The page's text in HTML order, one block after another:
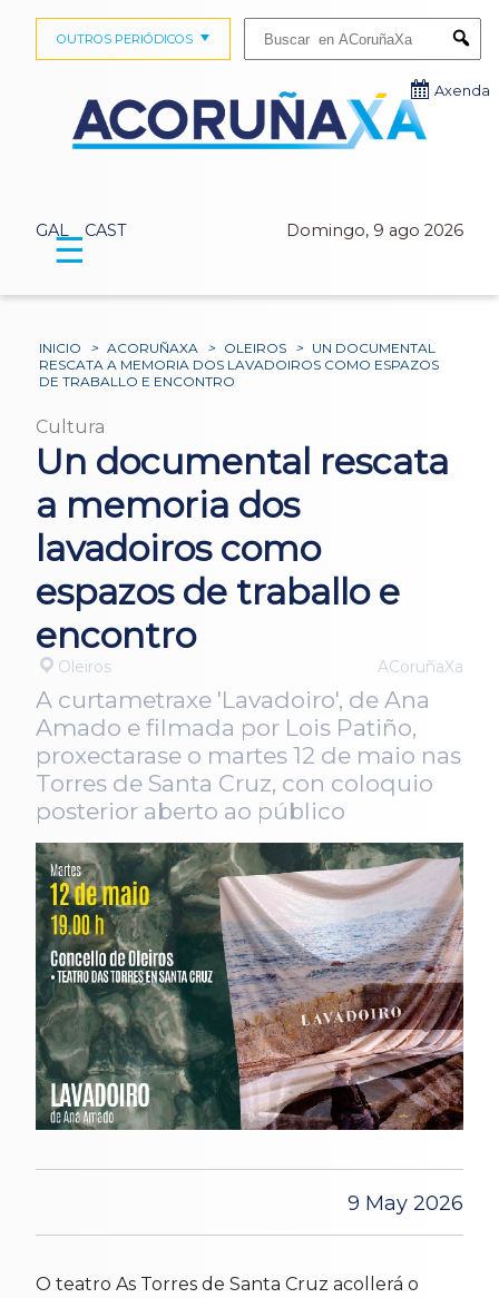
GAL CAST Domingo, 9 ago 2026
OUTROS PERIÓDICOS
Axenda
☰
INICIO > ACORUÑAXA > OLEIROS > UN DOCUMENTAL
RESCATA A MEMORIA DOS LAVADOIROS COMO ESPAZOS
DE TRABALLO E ENCONTRO
Cultura
Un documental rescata
a memoria dos
lavadoiros como
espazos de traballo e
encontro
Oleiros ACoruñaXa
A curtametraxe 'Lavadoiro', de Ana
Amado e filmada por Lois Patiño,
proxectarase o martes 12 de maio nas
Torres de Santa Cruz, con coloquio
posterior aberto ao público
9 May 2026
O teatro As Torres de Santa Cruz acollerá o